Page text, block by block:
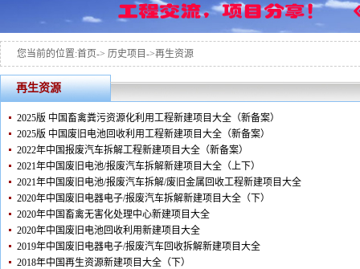
您当前的位置:首页-> 历史项目->再生资源
再生资源
2025版 中国畜禽粪污资源化利用工程新建项目大全（新备案）
2025版 中国废旧电池回收利用工程新建项目大全（新备案）
2022年中国报废汽车拆解工程新建项目大全（新备案）
2021年中国废旧电池/报废汽车拆解新建项目大全（上下）
2021年中国废旧电池/报废汽车拆解/废旧金属回收工程新建项目大全
2020年中国废旧电器电子/报废汽车拆解新建项目大全（下）
2020年中国畜禽无害化处理中心新建项目大全
2020年中国废旧电池回收利用新建项目大全
2019年中国废旧电器电子/报废汽车回收拆解新建项目大全
2018年中国再生资源新建项目大全（下）